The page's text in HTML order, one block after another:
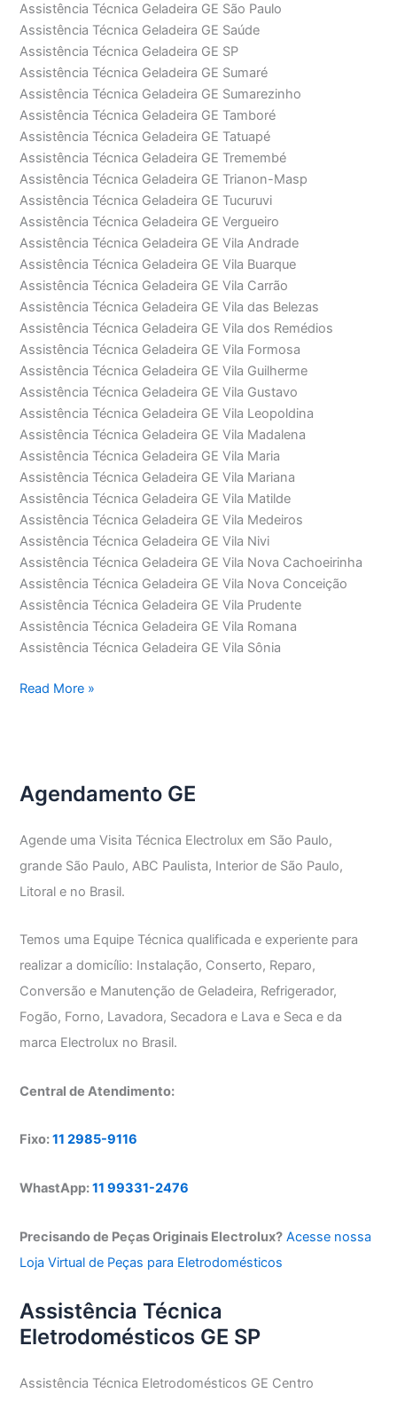
Assistência Técnica Geladeira GE São Paulo
Assistência Técnica Geladeira GE Saúde
Assistência Técnica Geladeira GE SP
Assistência Técnica Geladeira GE Sumaré
Assistência Técnica Geladeira GE Sumarezinho
Assistência Técnica Geladeira GE Tamboré
Assistência Técnica Geladeira GE Tatuapé
Assistência Técnica Geladeira GE Tremembé
Assistência Técnica Geladeira GE Trianon-Masp
Assistência Técnica Geladeira GE Tucuruvi
Assistência Técnica Geladeira GE Vergueiro
Assistência Técnica Geladeira GE Vila Andrade
Assistência Técnica Geladeira GE Vila Buarque
Assistência Técnica Geladeira GE Vila Carrão
Assistência Técnica Geladeira GE Vila das Belezas
Assistência Técnica Geladeira GE Vila dos Remédios
Assistência Técnica Geladeira GE Vila Formosa
Assistência Técnica Geladeira GE Vila Guilherme
Assistência Técnica Geladeira GE Vila Gustavo
Assistência Técnica Geladeira GE Vila Leopoldina
Assistência Técnica Geladeira GE Vila Madalena
Assistência Técnica Geladeira GE Vila Maria
Assistência Técnica Geladeira GE Vila Mariana
Assistência Técnica Geladeira GE Vila Matilde
Assistência Técnica Geladeira GE Vila Medeiros
Assistência Técnica Geladeira GE Vila Nivi
Assistência Técnica Geladeira GE Vila Nova Cachoeirinha
Assistência Técnica Geladeira GE Vila Nova Conceição
Assistência Técnica Geladeira GE Vila Prudente
Assistência Técnica Geladeira GE Vila Romana
Assistência Técnica Geladeira GE Vila Sônia
Assistência
Read More »
Agendamento GE
Agende uma Visita Técnica Electrolux em São Paulo,
grande São Paulo, ABC Paulista, Interior de São Paulo,
Litoral e no Brasil.
Temos uma Equipe Técnica qualificada e experiente para
realizar a domicílio: Instalação, Conserto, Reparo,
Conversão e Manutenção de Geladeira, Refrigerador,
Fogão, Forno, Lavadora, Secadora e Lava e Seca e da
marca Electrolux no Brasil.
Central de Atendimento:
Fixo:11 2985-9116
WhastApp:11 99331-2476
Precisando de Peças Originais Electrolux? Acesse nossa
Loja Virtual de Peças para Eletrodomésticos
Assistência Técnica
Eletrodomésticos GE SP
Assistência Técnica Eletrodomésticos GE Centro